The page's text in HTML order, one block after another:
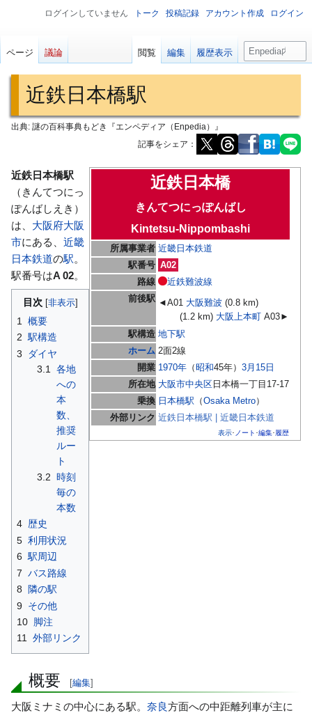
近鉄日本橋駅
出典: 謎の百科事典もどき『エンペディア（Enpedia）』
記事をシェア：
ナ
ビ
ゲ
ー
シ
ョ
ン
に
動
検
索
に
移
動
近鉄日本橋
きんてつにっぽんばし
Kintetsu-Nippombashi
所属事業者 近畿日本鉄道
駅番号 A02
路線
近鉄難波線
前後駅 ◄A01 大阪難波 (0.8 km)
(1.2 km) 大阪上本町 A03►
駅構造 地下駅
ホーム 2面2線
開業 1970年 （ 昭和45年） 3月15日
所在地 大阪市中央区 日本橋一丁目17-17
乗換 日本橋駅 （Osaka Metro）
外部リンク 近鉄日本橋駅 | 近畿日本鉄道
表示･ ノート ･編集･ 履歴
近鉄日本橋駅
（きんてつにっ
ぽんばしえき）
は、 大阪府大阪
市にある、 近畿
日本鉄道の駅。
駅番号はA 02。
目次
1
概要
2 駅構造
3
ダイヤ
3.1
各地
への
本
数、
推奨
ルー
ト
3.2 時刻
毎の
本数
4 歴史
5 利用状況
6 駅周辺
7 バス路線
8
隣の駅
9 その他
10 脚注
11 外部リンク
概要 [編集]
大阪ミナミの中心にある駅。 奈良方面への中距離列車が主に
ログインしていません トーク 投稿記録 アカウント作成 ログイン
ページ 議論 閲覧 編集 履歴表示
検
索